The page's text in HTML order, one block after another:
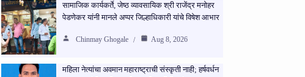
सामाजिक कार्यकर्ते, जेष्ठ व्यावसायिक श्री राजेंद्र मनोहर
पेडणेकर यांनी मानले अप्पर जिल्हाधिकारी यांचे विषेश आभार
Chinmay Ghogale Aug 8, 2026
महिला नेत्यांचा अवमान महाराष्ट्राची संस्कृती नाही; हर्षवर्धन